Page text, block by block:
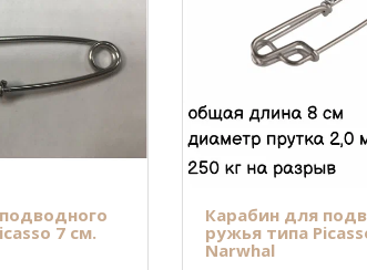
7 см.
Карабин для
ружья типа
Narwhal